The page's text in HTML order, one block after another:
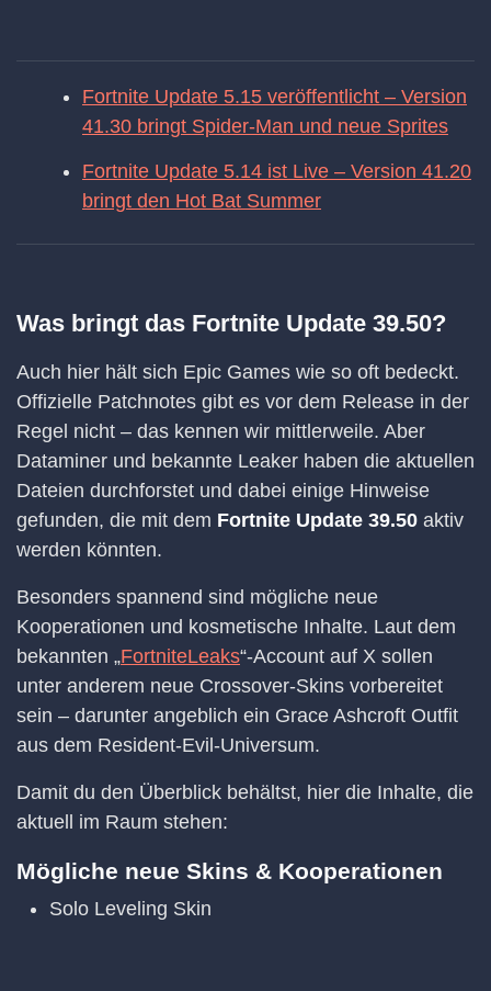
Fortnite Update 5.15 veröffentlicht – Version
41.30 bringt Spider-Man und neue Sprites
Fortnite Update 5.14 ist Live – Version 41.20
bringt den Hot Bat Summer
Was bringt das Fortnite Update 39.50?
Auch hier hält sich Epic Games wie so oft bedeckt.
Offizielle Patchnotes gibt es vor dem Release in der
Regel nicht – das kennen wir mittlerweile. Aber
Dataminer und bekannte Leaker haben die aktuellen
Dateien durchforstet und dabei einige Hinweise
gefunden, die mit dem Fortnite Update 39.50 aktiv
werden könnten.
Besonders spannend sind mögliche neue
Kooperationen und kosmetische Inhalte. Laut dem
bekannten „FortniteLeaks“-Account auf X sollen
unter anderem neue Crossover-Skins vorbereitet
sein – darunter angeblich ein Grace Ashcroft Outfit
aus dem Resident-Evil-Universum.
Damit du den Überblick behältst, hier die Inhalte, die
aktuell im Raum stehen:
Mögliche neue Skins & Kooperationen
Solo Leveling Skin